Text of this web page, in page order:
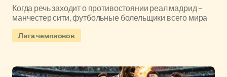
Когда речь заходит о противостоянии реал мадрид –
манчестер сити, футбольные болельщики всего мира
Лига чемпионов